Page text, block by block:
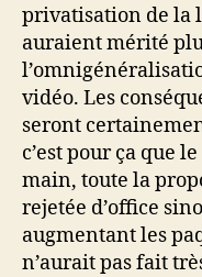
privatisation de la
auraient mérité
vidéo. Les
seront
c’est pour ça que
main, toute la
rejetée d’office
augmentant les
n’aurait pas fait